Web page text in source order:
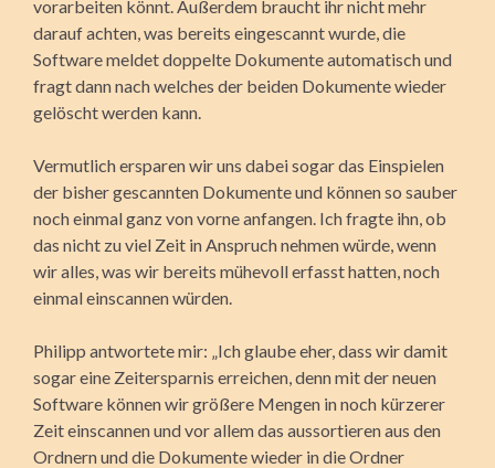
vorarbeiten könnt. Außerdem braucht ihr nicht mehr
darauf achten, was bereits eingescannt wurde, die
Software meldet doppelte Dokumente automatisch und
fragt dann nach welches der beiden Dokumente wieder
gelöscht werden kann.
Vermutlich ersparen wir uns dabei sogar das Einspielen
der bisher gescannten Dokumente und können so sauber
noch einmal ganz von vorne anfangen. Ich fragte ihn, ob
das nicht zu viel Zeit in Anspruch nehmen würde, wenn
wir alles, was wir bereits mühevoll erfasst hatten, noch
einmal einscannen würden.
Philipp antwortete mir: „Ich glaube eher, dass wir damit
sogar eine Zeitersparnis erreichen, denn mit der neuen
Software können wir größere Mengen in noch kürzerer
Zeit einscannen und vor allem das aussortieren aus den
Ordnern und die Dokumente wieder in die Ordner